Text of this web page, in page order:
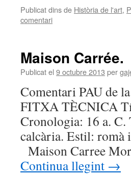
Publicat dins de Història de l'art,
comentari
Maison Carrée.
Publicat el 9 octubre 2013 per
Comentari PAU de
FITXA TÈCNICA
Cronologia: 16 a.
calcària. Estil:
Maison Carree
Continua llegint →